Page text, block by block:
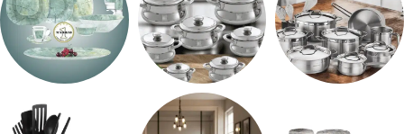
حلل المونيا